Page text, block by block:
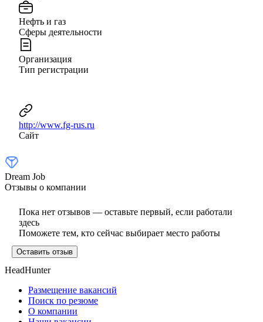
Нефть и газ
Сферы деятельности
Организация
Тип регистрации
http://www.fg-rus.ru
Сайт
Dream Job
Отзывы о компании
Пока нет отзывов — оставьте первый, если работали
здесь
Поможете тем, кто сейчас выбирает место работы
Оставить отзыв
HeadHunter
Размещение вакансий
Поиск по резюме
О компании